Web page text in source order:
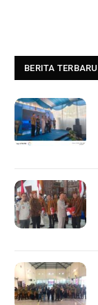
BERITA TERBARU